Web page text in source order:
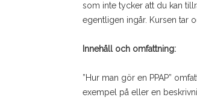
som inte tycker att du kan
egentligen ingår. Kursen tar
Innehåll och omfattning:
”Hur man gör en PPAP”
exempel på eller en